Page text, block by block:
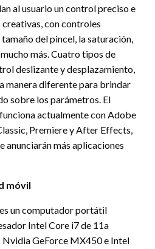
al usuario un control preciso e
con controles
del pincel, la saturación,
más. Cuatro tipos de
deslizante y desplazamiento,
manera diferente para brindar
sobre los parámetros. El
actualmente con Adobe
Premiere y After Effects,
anunciarán más aplicaciones
móvil
un computador portátil
Intel Core i7 de 11a
GeForce MX450 e Intel